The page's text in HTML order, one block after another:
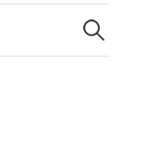
Ricerca
per: